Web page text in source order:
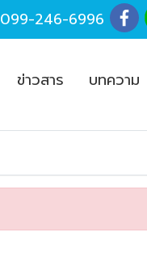
099-246-6996
ข่าวสาร บทความ